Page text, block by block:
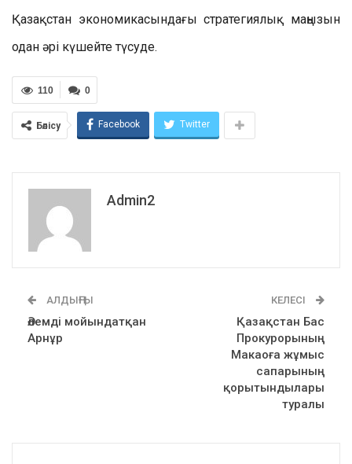
Қазақстан экономикасындағы стратегиялық маңызын
одан әрі күшейте түсуде.
0
110
Бөлісу Facebook Twitter
Admin2
АЛДЫҢҒЫ
Әлемді мойындатқан
Арнұр
КЕЛЕСІ
Қазақстан Бас
Прокурорының
Макаоға жұмыс
сапарының
қорытындылары
туралы